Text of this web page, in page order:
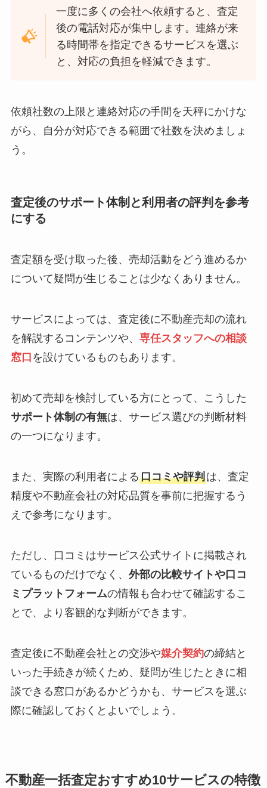
一度に多くの会社へ依頼すると、査定
後の電話対応が集中します。連絡が来
る時間帯を指定できるサービスを選ぶ
と、対応の負担を軽減できます。
依頼社数の上限と連絡対応の手間を天秤にかけな
がら、自分が対応できる範囲で社数を決めましょ
う。
査定後のサポート体制と利用者の評判を参考
にする
査定額を受け取った後、売却活動をどう進めるか
について疑問が生じることは少なくありません。
サービスによっては、査定後に不動産売却の流れ
を解説するコンテンツや、 専任スタッフへの相談
窓口 を設けているものもあります。
初めて売却を検討している方にとって、こうした
サポート体制の有無は、サービス選びの判断材料
の一つになります。
また、実際の利用者による口コミや評判は、査定
精度や不動産会社の対応品質を事前に把握するう
えで参考になります。
ただし、口コミはサービス公式サイトに掲載され
ているものだけでなく、 外部の比較サイトや口コ
ミプラットフォームの情報も合わせて確認するこ
とで、より客観的な判断ができます。
査定後に不動産会社との交渉や媒介契約の締結と
いった手続きが続くため、疑問が生じたときに相
談できる窓口があるかどうかも、サービスを選ぶ
際に確認しておくとよいでしょう。
不動産一括査定おすすめ10サービスの特徴